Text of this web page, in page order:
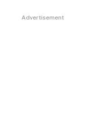
Advertisement